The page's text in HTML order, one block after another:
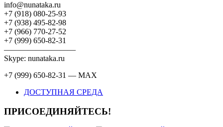
info@nunataka.ru
+7 (918) 080-25-93
+7 (938) 495-82-98
+7 (966) 770-27-52
+7 (999) 650-82-31
—————————
Skype: nunataka.ru
+7 (999) 650-82-31 — MAX
ДОСТУПНАЯ СРЕДА
ПРИСОЕДИНЯЙТЕСЬ!